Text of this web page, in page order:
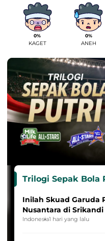
0%
KAGET
0%
ANEH
Trilogi Sepak Bola
Inilah Skuad Garuda
Nusantara di
Indonesia1 hari yang lalu